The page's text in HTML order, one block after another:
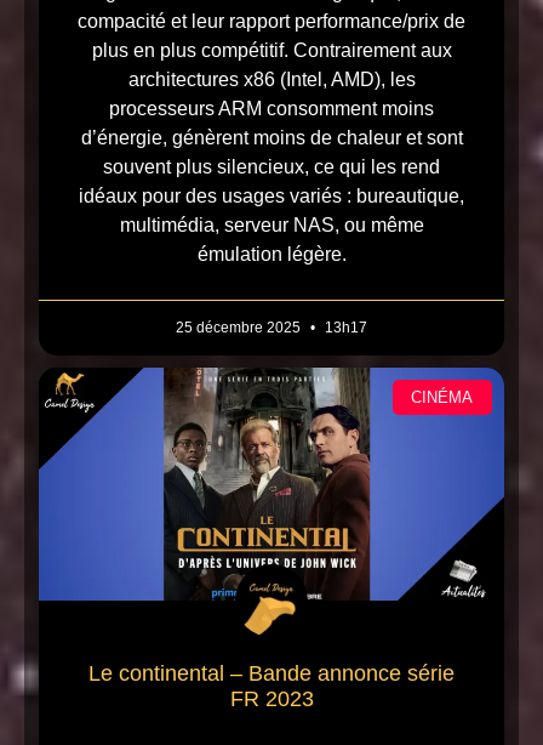
compacité et leur rapport performance/prix de
plus en plus compétitif. Contrairement aux
architectures x86 (Intel, AMD), les
processeurs ARM consomment moins
d’énergie, génèrent moins de chaleur et sont
souvent plus silencieux, ce qui les rend
idéaux pour des usages variés : bureautique,
multimédia, serveur NAS, ou même
émulation légère.
25 décembre 2025 13h17
CINÉMA
Le continental – Bande annonce série
FR 2023